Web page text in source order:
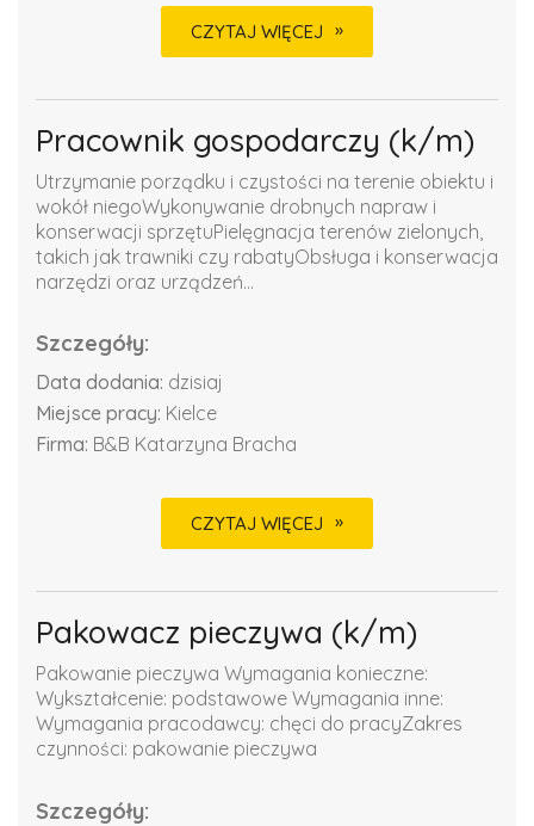
CZYTAJ WIĘCEJ
Pracownik gospodarczy (k/m)
Utrzymanie porządku i czystości na terenie obiektu i
wokół niegoWykonywanie drobnych napraw i
konserwacji sprzętuPielęgnacja terenów zielonych,
takich jak trawniki czy rabatyObsługa i konserwacja
narzędzi oraz urządzeń...
Szczegóły:
Data dodania: dzisiaj
Miejsce pracy: Kielce
Firma: B&B Katarzyna Bracha
CZYTAJ WIĘCEJ
Pakowacz pieczywa (k/m)
Pakowanie pieczywa Wymagania konieczne:
Wykształcenie: podstawowe Wymagania inne:
Wymagania pracodawcy: chęci do pracyZakres
czynności: pakowanie pieczywa
Szczegóły: